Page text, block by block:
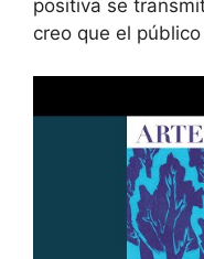
positiva se
creo que el público